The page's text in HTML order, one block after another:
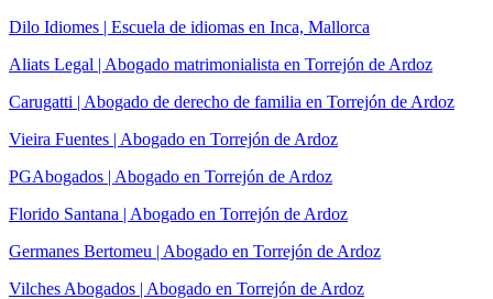
Dilo Idiomes | Escuela de idiomas en Inca, Mallorca
Aliats Legal | Abogado matrimonialista en Torrejón de Ardoz
Carugatti | Abogado de derecho de familia en Torrejón de Ardoz
Vieira Fuentes | Abogado en Torrejón de Ardoz
PGAbogados | Abogado en Torrejón de Ardoz
Florido Santana | Abogado en Torrejón de Ardoz
Germanes Bertomeu | Abogado en Torrejón de Ardoz
Vilches Abogados | Abogado en Torrejón de Ardoz